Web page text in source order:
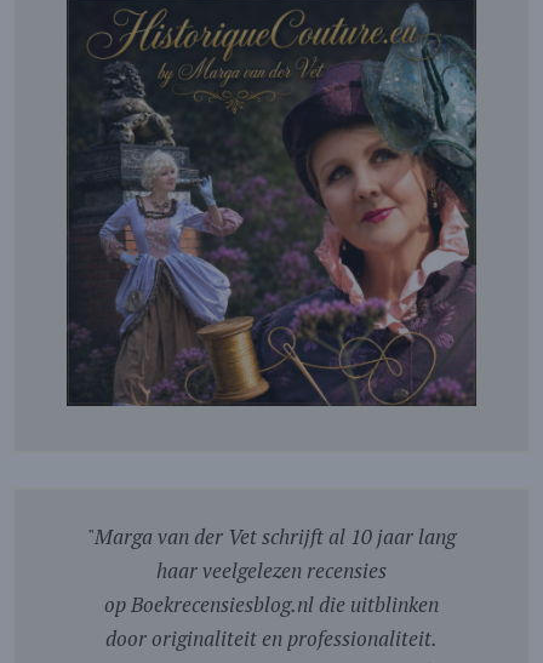
"Marga van der Vet schrijft al 10 jaar lang
haar veelgelezen recensies
op Boekrecensiesblog.nl die uitblinken
door originaliteit en professionaliteit.